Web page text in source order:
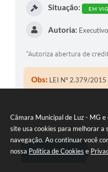
Câmara Municipal de Luz - MG e
site usa cookies para melhorar a
navegação. Ao continuar você
nossa Política de Cookies e
Situação: EM
Autoria: Executivo
"Autoriza abertura de
Obs: LEI Nº 2.379/2015
Nº 23782015 Lei